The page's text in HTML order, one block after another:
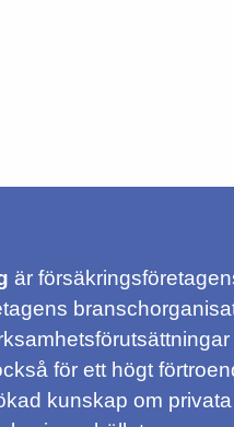
är
för ett högt
kunskap om privata